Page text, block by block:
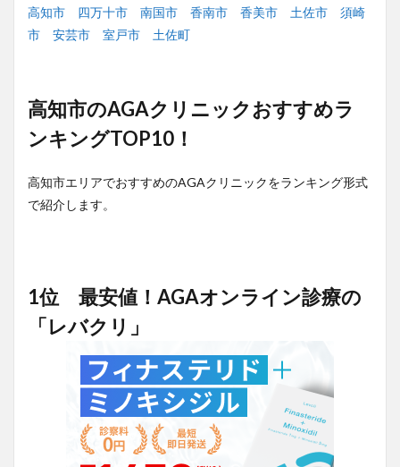
高知市 四万十市 南国市 香南市 香美市 土佐市
須崎
市
安芸市 室戸市 土佐町
高知市のAGAクリニックおすすめラ
ンキングTOP10！
高知市エリアでおすすめのAGAクリニックをランキング形式
で紹介します。
1位 最安値！AGAオンライン診療の
「レバクリ」